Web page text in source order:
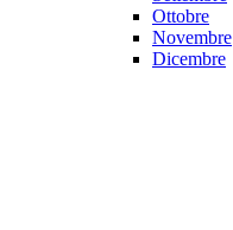
Ottobre
Novembre
Dicembre